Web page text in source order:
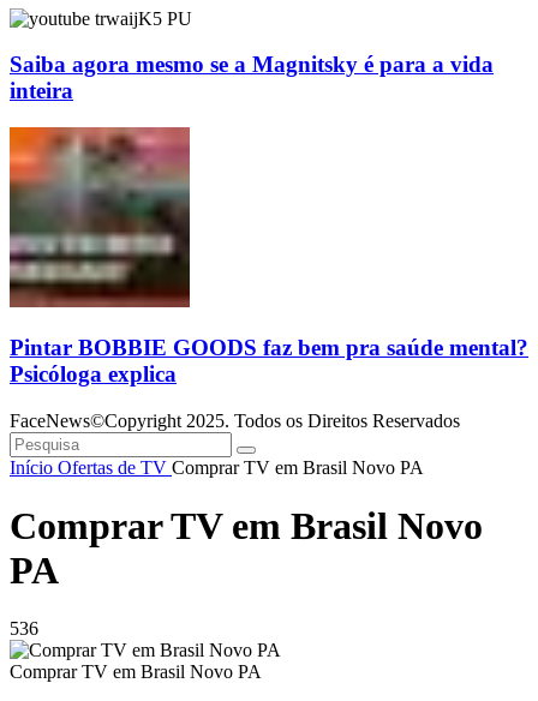
Saiba agora mesmo se a Magnitsky é para a vida
inteira
Pintar BOBBIE GOODS faz bem pra saúde mental?
Psicóloga explica
FaceNews©Copyright 2025. Todos os Direitos Reservados
Início Ofertas de TV Comprar TV em Brasil Novo PA
Comprar TV em Brasil Novo
PA
536
Comprar TV em Brasil Novo PA